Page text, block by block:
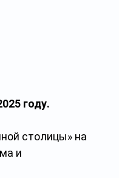
году.
столицы» на
и